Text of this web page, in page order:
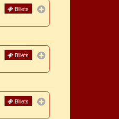
Billets
Billets
Billets